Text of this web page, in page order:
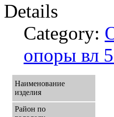
Details
Category:
опоры вл
Наименование
изделия
Район по